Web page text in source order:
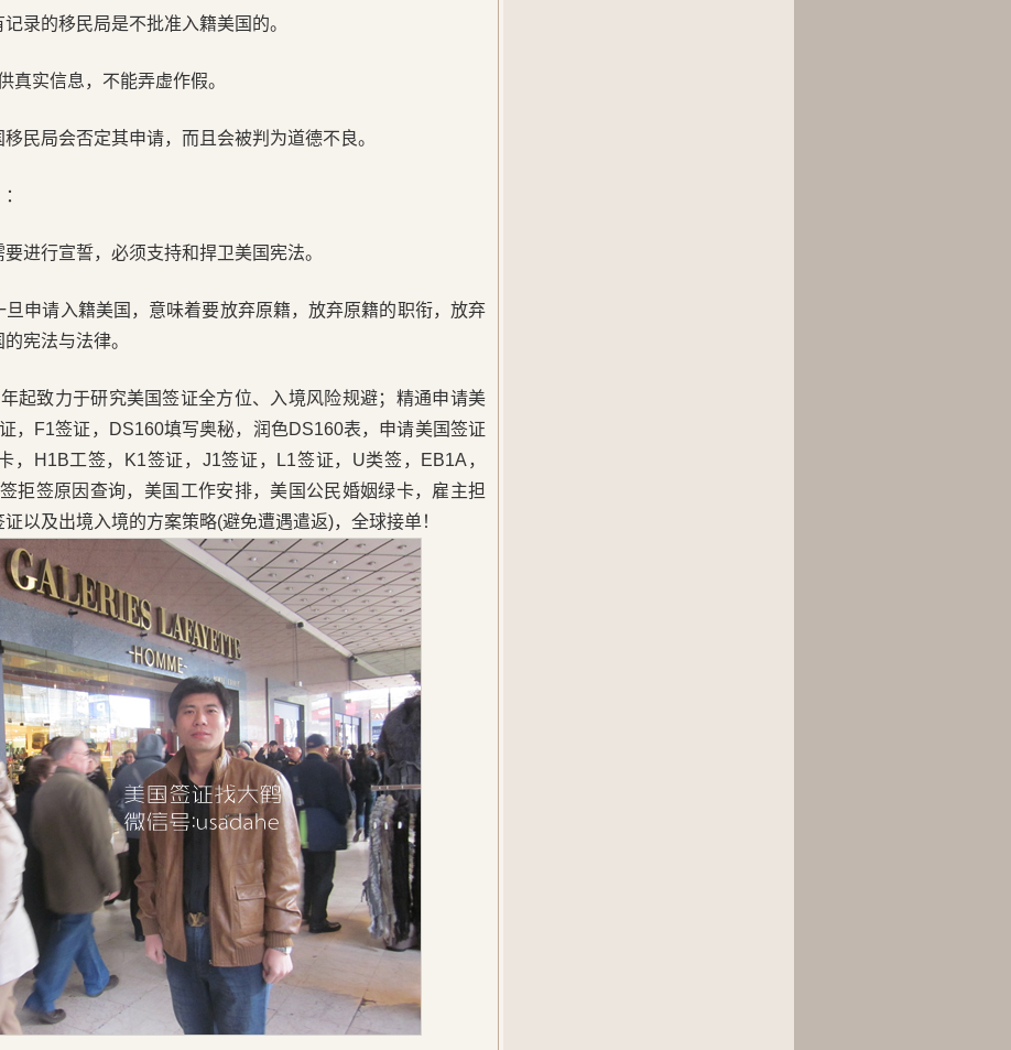
录的移民局是不批准入籍美国的。
真实信息，不能弄虚作假。
民局会否定其申请，而且会被判为道德不良。
进行宣誓，必须支持和捍卫美国宪法。
申请入籍美国，意味着要放弃原籍，放弃原籍的职衔，放弃
宪法与法律。
起致力于研究美国签证全方位、入境风险规避；精通申请美
，F1签证，DS160填写奥秘，润色DS160表，申请美国签证
，H1B工签，K1签证，J1签证，L1签证，U类签，EB1A，
拒签原因查询，美国工作安排，美国公民婚姻绿卡，雇主担
以及出境入境的方案策略(避免遭遇遣返)，全球接单！